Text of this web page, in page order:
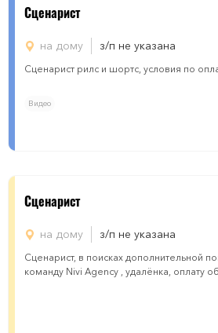
Сценарист
на дому з/п не указана
Сценарист рилс и шортс, условия по
Видео
Сценарист
на дому з/п не указана
Сценарист, в поисках дополнительной
команду Nivi Agency , удалёнка, оплату